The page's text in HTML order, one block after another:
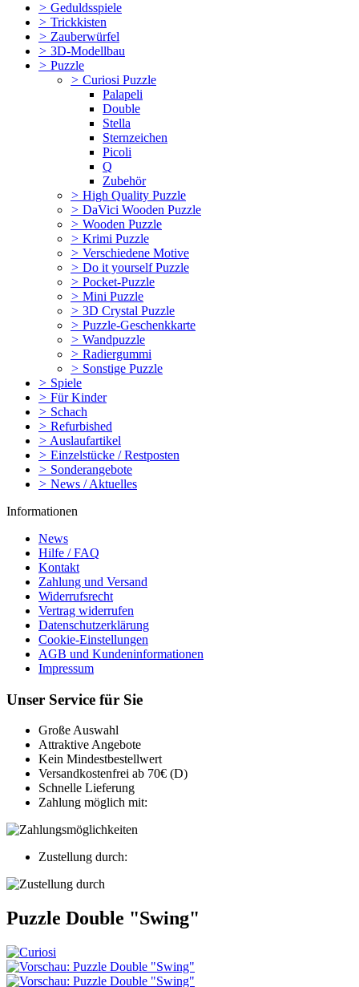
> Geduldsspiele
> Trickkisten
> Zauberwürfel
> 3D-Modellbau
> Puzzle
> Curiosi Puzzle
Palapeli
Double
Stella
Sternzeichen
Picoli
Q
Zubehör
> High Quality Puzzle
> DaVici Wooden Puzzle
> Wooden Puzzle
> Krimi Puzzle
> Verschiedene Motive
> Do it yourself Puzzle
> Pocket-Puzzle
> Mini Puzzle
> 3D Crystal Puzzle
> Puzzle-Geschenkkarte
> Wandpuzzle
> Radiergummi
> Sonstige Puzzle
> Spiele
> Für Kinder
> Schach
> Refurbished
> Auslaufartikel
> Einzelstücke / Restposten
> Sonderangebote
> News / Aktuelles
Informationen
News
Hilfe / FAQ
Kontakt
Zahlung und Versand
Widerrufsrecht
Vertrag widerrufen
Datenschutzerklärung
Cookie-Einstellungen
AGB und Kundeninformationen
Impressum
Unser Service für Sie
Große Auswahl
Attraktive Angebote
Kein Mindestbestellwert
Versandkostenfrei ab 70€ (D)
Schnelle Lieferung
Zahlung möglich mit:
Zustellung durch:
Puzzle Double "Swing"